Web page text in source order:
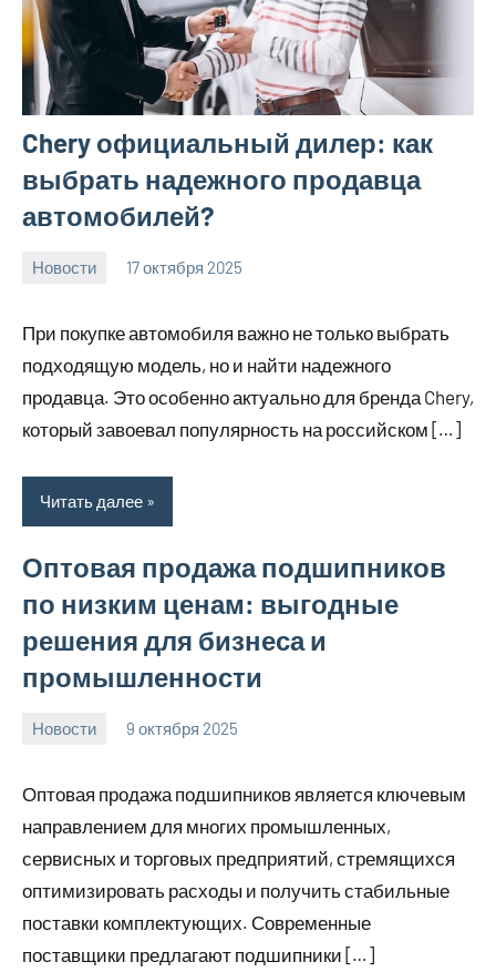
Chery официальный дилер: как
выбрать надежного продавца
автомобилей?
Новости 17 октября 2025
При покупке автомобиля важно не только выбрать
подходящую модель, но и найти надежного
продавца. Это особенно актуально для бренда Chery,
который завоевал популярность на российском […]
Читать далее
Оптовая продажа подшипников
по низким ценам: выгодные
решения для бизнеса и
промышленности
Новости 9 октября 2025
Оптовая продажа подшипников является ключевым
направлением для многих промышленных,
сервисных и торговых предприятий, стремящихся
оптимизировать расходы и получить стабильные
поставки комплектующих. Современные
поставщики предлагают подшипники […]